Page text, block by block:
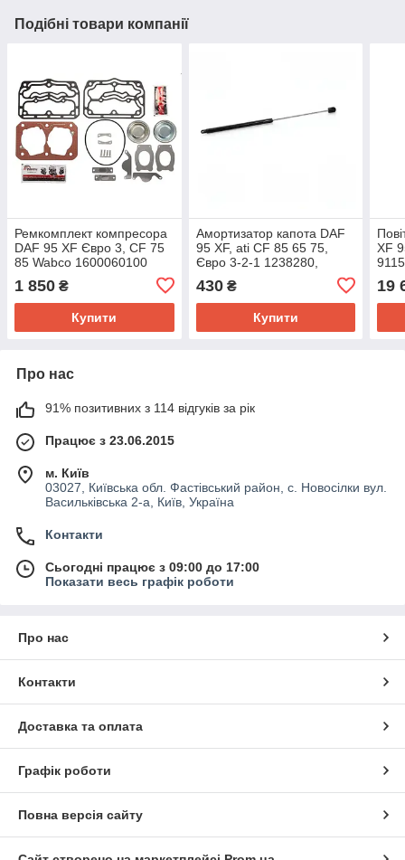
Подібні товари компанії
Ремкомплект компресора
DAF 95 XF Євро 3, CF 75
85 Wabco 1600060100
1 850 ₴
Купити
Амортизатор капота DAF
95 XF, ati CF 85 65 75,
Євро 3-2-1 1238280,
0280060
430₴
Купити
XF
19
Про нас
91% позитивних з 114 відгуків за рік
Працює з 23.06.2015
м. Київ
03027, Київська обл. Фастівський район, с. Новосілки вул.
Васильківська 2-а, Київ, Україна
Контакти
Сьогодні працює з 09:00 до 17:00
Показати весь графік роботи
Про нас
Контакти
Доставка та оплата
Графік роботи
Повна версія сайту